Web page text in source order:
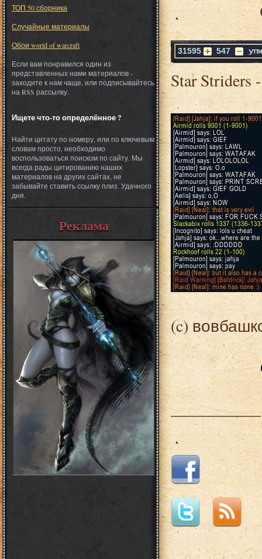
ТОП 50 сборника
Случайные материалы
Обои world of warcraft
Если вам понравился один из
представленных нами материалов -
заходите к нам чаще, или подписывайтесь
на RSS рассылку.
Ищете что-то определённое ?
Найти цитату по номеру, или по ключевым
словам просто, необходимо
воспользоваться поиском по сайту. Мы
всегда рады цитированию наших
материалов на других сайтах, не
забывайте ставить ссылку плиз. Удачного
дня.
Реклама
31595 547
Star Striders
(c)
___________